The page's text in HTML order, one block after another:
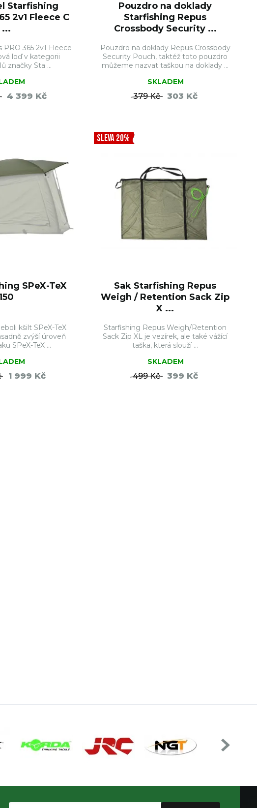
Starfishing
2v1 Fleece C
...
365 2v1 Fleece
loď v kategorii
značky Sta ...
4 399 Kč
Pouzdro na doklady
Starfishing Repus
Crossbody Security ...
Pouzdro na doklady Repus Crossbody
Security Pouch, taktéž toto pouzdro
můžeme nazvat taškou na doklady ...
SKLADEM
379 Kč 303 Kč
SPeX-TeX
kšilt SPeX-TeX
zvýší úroveň
SPeX-TeX ...
1 999 Kč
SLEVA 20%
Sak Starfishing Repus
Weigh / Retention Sack Zip
X ...
Starfishing Repus Weigh/Retention
Sack Zip XL je vezírek, ale také vážící
taška, která slouží ...
SKLADEM
499 Kč 399 Kč